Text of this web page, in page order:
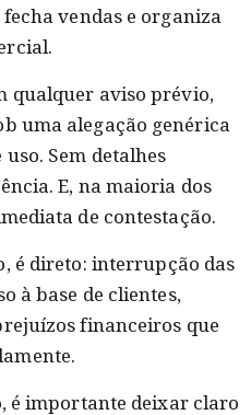
vendas e organiza
qualquer aviso prévio,
uma alegação genérica
Sem detalhes
E, na maioria dos
de contestação.
é direto: interrupção das
à base de clientes,
financeiros que
é importante deixar claro